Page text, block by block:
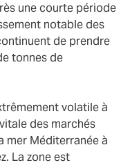
une courte période
notable des
de prendre
tonnes de
volatile à
des marchés
mer Méditerranée à
La zone est